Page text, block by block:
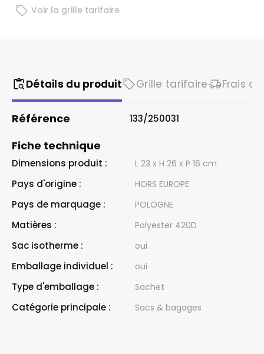
Voir la grille tarifaire
Détails du produit Grille tarifaire Frais
Référence 133/250031
Fiche technique
Dimensions produit : L 23 x H 26 x P 16 cm
Pays d'origine : HORS EUROPE
Pays de marquage : POLOGNE
Matières : Polyester 420D
Sac isotherme : oui
Emballage individuel : oui
Type d'emballage : Sachet
Catégorie principale : Sacs & bagages